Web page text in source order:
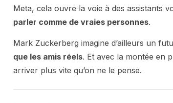
Meta, cela ouvre la voie à des assistants
parler comme de vraies personnes.
Mark Zuckerberg imagine d’ailleurs un
que les amis réels. Et avec la montée en
arriver plus vite qu’on ne le pense.